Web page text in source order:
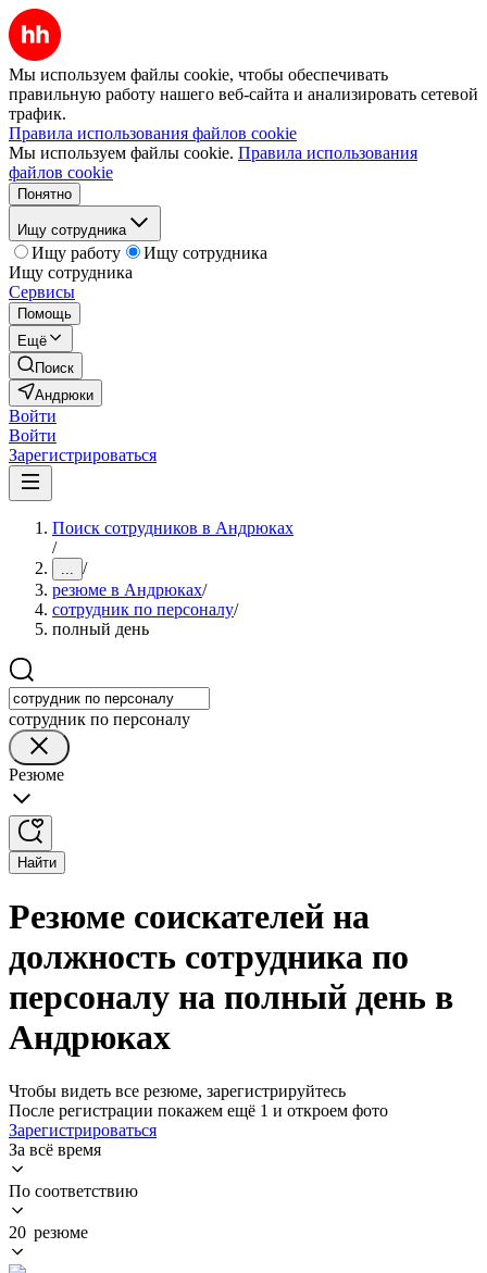
Мы используем файлы cookie, чтобы обеспечивать
правильную работу нашего веб-сайта и анализировать сетевой
трафик.
Правила использования файлов cookie
Мы используем файлы cookie. Правила использования
файлов cookie
Понятно
Ищу сотрудника
Ищу работу
Ищу сотрудника
Ищу сотрудника
Сервисы
Помощь
Ещё
Поиск
Андрюки
Войти
Войти
Зарегистрироваться
Поиск сотрудников в Андрюках
/
... /
резюме в Андрюках/
сотрудник по персоналу/
полный день
сотрудник по персоналу
Резюме
Найти
Резюме соискателей на
должность сотрудника по
персоналу на полный день в
Андрюках
Чтобы видеть все резюме, зарегистрируйтесь
После регистрации покажем ещё 1 и откроем фото
Зарегистрироваться
За всё время
По соответствию
20 резюме